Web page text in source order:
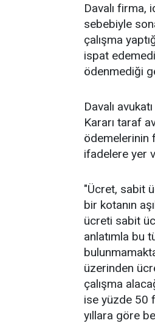
Davalı firma,
sebebiyle
çalışma
ispat
ödenmediği
Davalı
Kararı taraf
ödemelerinin
ifadelere yer
"Ücret, sabit
bir kotanın
ücreti sabit
anlatımla bu
üzerinden
çalışma
ise yüzde 50
yıllara göre